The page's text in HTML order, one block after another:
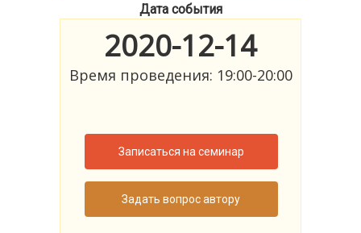
Дата события
2020-12-14
Время проведения: 19:00-20:00
Записаться на семинар
Задать вопрос автору